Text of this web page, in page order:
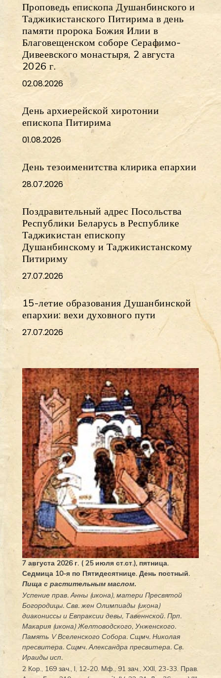
Проповедь епископа Душанбинского и
Таджикистанского Питирима в день
памяти пророка Божия Илии в
Благовещенском соборе Серафимо-
Дивеевского монастыря, 2 августа
2026 г.
02.08.2026
День архиерейской хиротонии
епископа Питирима
01.08.2026
День тезоименитства клирика епархии
28.07.2026
Поздравительный адрес Посольства
Республики Беларусь в Республике
Таджикистан епископу
Душанбинскому и Таджикистанскому
Питириму
27.07.2026
15-летие образования Душанбинской
епархии: вехи духовного пути
27.07.2026
7 августа 2026 г. ( 25 июля ст.ст.), пятница.
Седмица 10-я по Пятидесятнице. День постный.
Пища с растительным маслом.
Успение прав.Анны(икона), матери Пресвятой
Богородицы. Свв. жен Олимпиады(икона)
диакониссы и Евпраксиидевы, Тавеннской. Прп.
Макария(икона) Желтоводского, Унженского.
Память V Вселенского Собора. Сщмч. Николая
пресвитера. Сщмч.Александрапресвитера. Св.
Ираидыисп.
2 Кор., 169 зач., I, 12-20. Мф., 91 зач., XXII, 23-33. Прав.